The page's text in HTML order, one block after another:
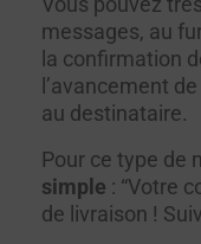
messages, au
la confirmation
l’avancement
au destinataire.
Pour ce type de
simple : “Votre
de livraison !